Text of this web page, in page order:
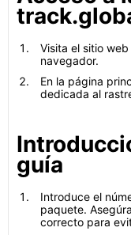
Visita el sitio
navegador.
En la página
dedicada al
guía
Introduce el
paquete.
correcto para